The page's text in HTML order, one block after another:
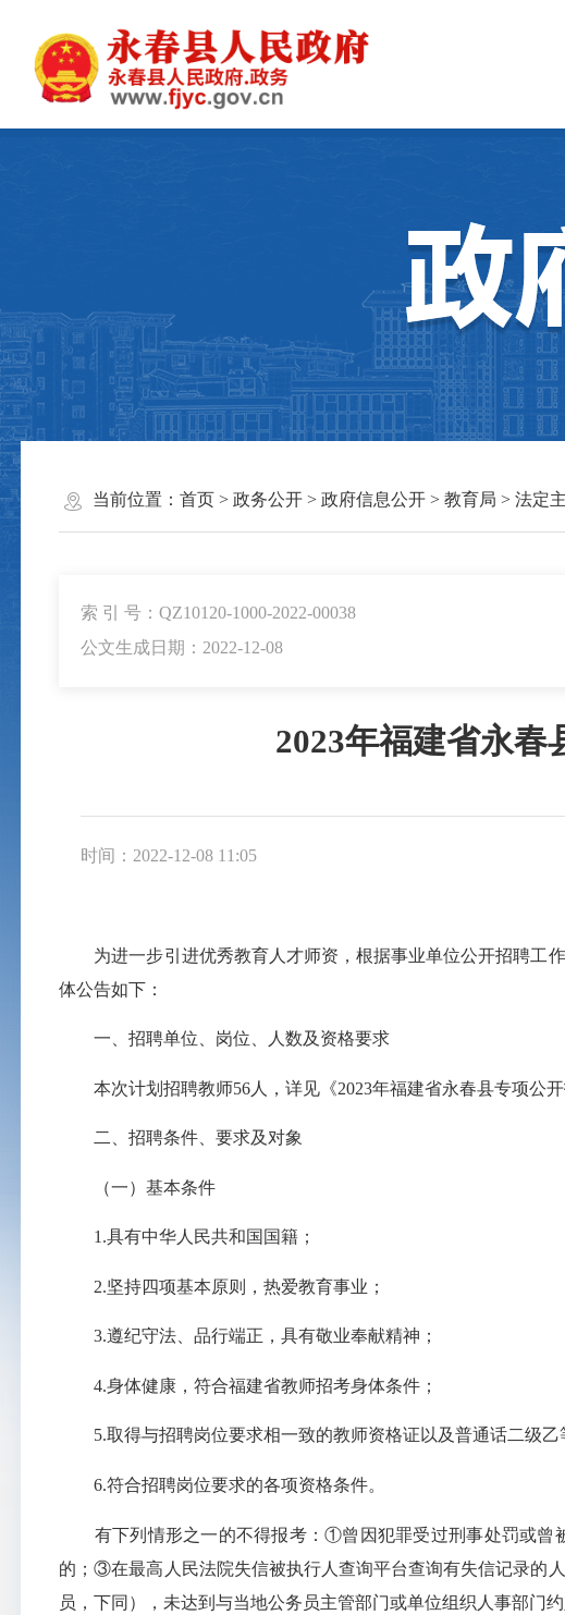
当前位置： 首页> 政务公开> 政府信息公开> 教育局 > 法定
索 引 号：QZ10120-1000-2022-00038
公文生成日期：2022-12-08
2023年福建省永
时间：2022-12-08 11:05
为进一步引进优秀教育人才师资，根据事业单位公开招聘工
体公告如下：
一、招聘单位、岗位、人数及资格要求
本次计划招聘教师56人，详见《2023年福建省永春县专项公
二、招聘条件、要求及对象
（一）基本条件
1.具有中华人民共和国国籍；
2.坚持四项基本原则，热爱教育事业；
3.遵纪守法、品行端正，具有敬业奉献精神；
4.身体健康，符合福建省教师招考身体条件；
5.取得与招聘岗位要求相一致的教师资格证以及普通话二级
6.符合招聘岗位要求的各项资格条件。
有下列情形之一的不得报考：①曾因犯罪受过刑事处罚或曾
的；③在最高人民法院失信被执行人查询平台查询有失信记录
员，下同），未达到与当地公务员主管部门或单位组织人事部门